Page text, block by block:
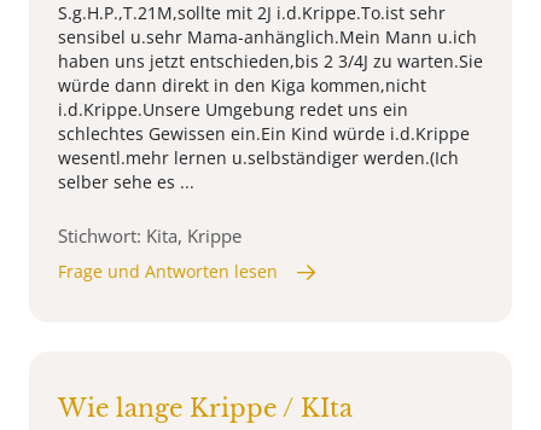
S.g.H.P.,T.21M,sollte mit 2J i.d.Krippe.To.ist sehr
sensibel u.sehr Mama-anhänglich.Mein Mann u.ich
haben uns jetzt entschieden,bis 2 3/4J zu warten.Sie
würde dann direkt in den Kiga kommen,nicht
i.d.Krippe.Unsere Umgebung redet uns ein
schlechtes Gewissen ein.Ein Kind würde i.d.Krippe
wesentl.mehr lernen u.selbständiger werden.(Ich
selber sehe es ...
Stichwort: Kita, Krippe
Frage und Antworten lesen
Wie lange Krippe / KIta